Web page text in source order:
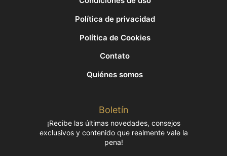
Política de privacidad
Política de Cookies
Contato
Quiénes somos
Boletín
¡Recibe las últimas novedades, consejos
exclusivos y contenido que realmente vale la
pena!